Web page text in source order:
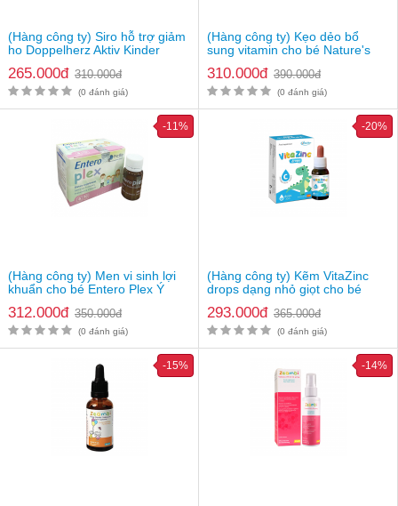
Tên sản phẩm
Imochild DHA dạng nhỏ giọt cho bé
Thương hiệu
Imochild
Xuất xứ thương hiệu
Ý
Quy cách đóng gói
Chai 20ml
: Thực phẩm này không phải là thuốc và không có tác
dụng thay thế thuốc chữa bệnh. Hiệu quả sử dụng tuỳ thuộc cơ
địa từng người
(Hàng công ty) Siro hỗ trợ giảm
ho Doppelherz Aktiv Kinder
265.000đ 310.000đ
(0 đánh giá)
(Hàng công ty) Kẹo dẻo bổ
sung vitamin cho bé Nature's
Multivitamin+Vegies
310.000đ 390.000đ
(0 đánh giá)
(Hàng công ty) Men vi sinh lợi
khuẩn cho bé Entero Plex Ý
312.000đ 350.000đ
-11%
(0 đánh giá)
(Hàng công ty) Kẽm VitaZinc
drops dạng nhỏ giọt cho bé
293.000đ 365.000đ
-20%
(0 đánh giá)
-15% -14%